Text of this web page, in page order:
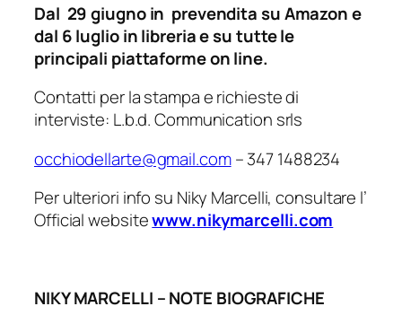
Dal 29 giugno in prevendita su Amazon e
dal 6 luglio in libreria e su tutte le
principali piattaforme on line.
Contatti per la stampa e richieste di
interviste: L.b.d. Communication srls
occhiodellarte@gmail.com– 347 1488234
Per ulteriori info su Niky Marcelli, consultare l’
Official websitewww.nikymarcelli.com
NIKY MARCELLI – NOTE BIOGRAFICHE